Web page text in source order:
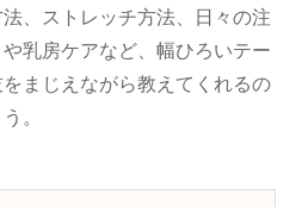
、ストレッチ方法、日々の注
乳房ケアなど、幅ひろいテー
まじえながら教えてくれるの
。